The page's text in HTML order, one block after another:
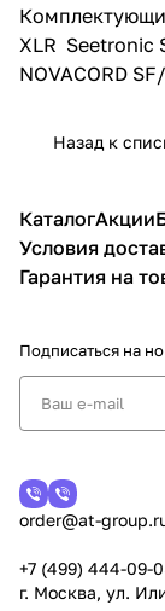
XLR Seetronic
NOVACORD
Назад к
КаталогАкции
Условия
Гарантия на
Подписаться на
order@at-
+7 (499) 444-09-
г. Москва, ул.